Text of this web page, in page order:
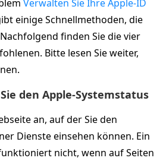
Verwalten Sie Ihre Apple-ID
einige Schnellmethoden, die
finden Sie die vier
Bitte lesen Sie weiter,
den Apple-Systemstatus
an, auf der Sie den
Dienste einsehen können. Ein
nicht, wenn auf Seiten